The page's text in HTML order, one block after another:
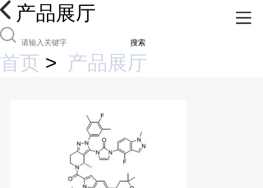
产品展厅
搜索
首页 > 产品展厅